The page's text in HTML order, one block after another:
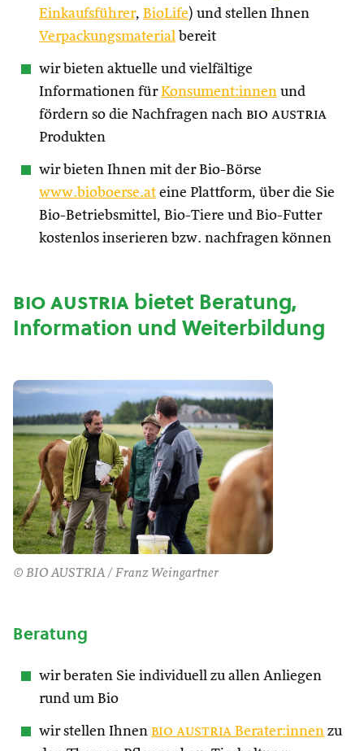
Einkaufsführer, BioLife) und stellen Ihnen
Verpackungsmaterial bereit
wir bieten aktuelle und vielfältige
Informationen fürKonsument:innen und
fördern so die Nachfragen nach bio austria
Produkten
wir bieten Ihnen mit der Bio-Börse
www.bioboerse.at eine Plattform, über die Sie
Bio-Betriebsmittel, Bio-Tiere und Bio-Futter
kostenlos inserieren bzw. nachfragen können
bio austriabietet Beratung,
Information und Weiterbildung
© BIO AUSTRIA / Franz Weingartner
Beratung
wir beraten Sie individuell zu allen Anliegen
rund um Bio
wir stellen Ihnen bio austria Berater:innen zu